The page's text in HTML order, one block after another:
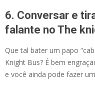
6. Conversar e
falante no The
Que tal bater um papo
Knight Bus? É bem
e você ainda pode fazer